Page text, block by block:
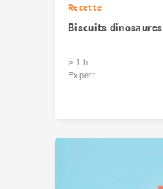
Recette
Biscuits dinosaures
> 1 h
Expert